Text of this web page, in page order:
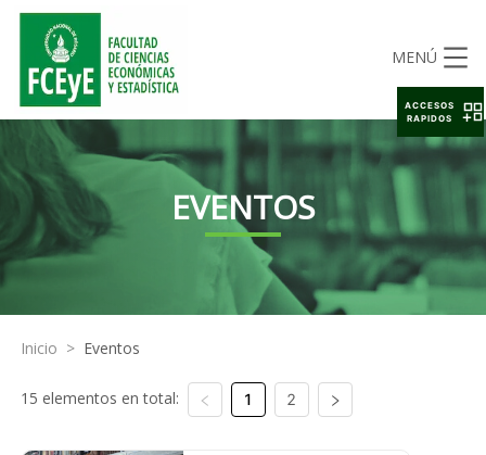
MENÚ
EVENTOS
Inicio > Eventos
15 elementos en total: 1 2
ACCESOS
RAPIDOS